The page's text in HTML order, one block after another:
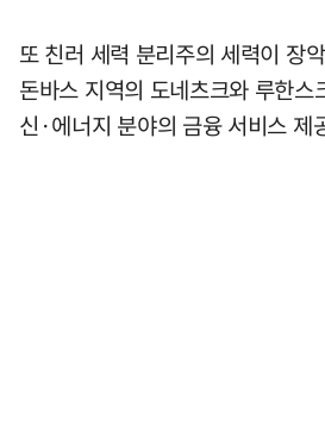
또 친러 세력 분리주의 세력이 장
돈바스 지역의 도네츠크와 루한
신·에너지 분야의 금융 서비스 제